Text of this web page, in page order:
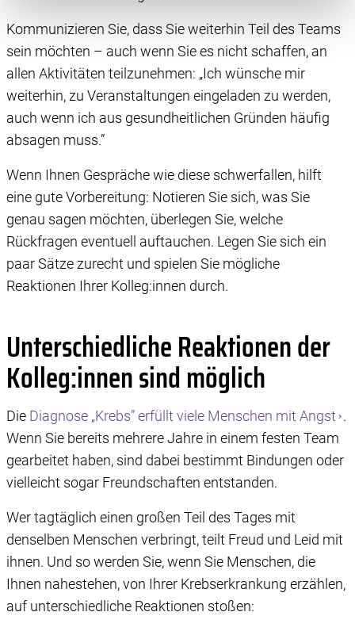
wir die Informationen weiter. Dies alles hilft uns, unsere
Website optimal zu gestalten und fortlaufend zu
verbessern. Für die Speicherung, den Abruf und die
Verarbeitung benötigen wir Ihre Einwilligung. Ihre
Einwilligung können Sie mit Wirkung für die Zukunft
widerrufen, indem Sie auf das runde Icon in der linken
unteren Ecke klicken. Weitere Informationen finden Sie in
Kommunizieren Sie, dass Sie weiterhin Teil des Teams
sein möchten – auch wenn Sie es nicht schaffen, an
allen Aktivitäten teilzunehmen: „Ich wünsche mir
weiterhin, zu Veranstaltungen eingeladen zu werden,
auch wenn ich aus gesundheitlichen Gründen häufig
absagen muss.”
Wenn Ihnen Gespräche wie diese schwerfallen, hilft
eine gute Vorbereitung: Notieren Sie sich, was Sie
genau sagen möchten, überlegen Sie, welche
Rückfragen eventuell auftauchen. Legen Sie sich ein
paar Sätze zurecht und spielen Sie mögliche
Reaktionen Ihrer Kolleg:innen durch.
Unterschiedliche Reaktionen der
Kolleg:innen sind möglich
Die Diagnose „Krebs” erfüllt viele Menschen mit Angst .
Wenn Sie bereits mehrere Jahre in einem festen Team
gearbeitet haben, sind dabei bestimmt Bindungen oder
vielleicht sogar Freundschaften entstanden.
Wer tagtäglich einen großen Teil des Tages mit
denselben Menschen verbringt, teilt Freud und Leid mit
ihnen. Und so werden Sie, wenn Sie Menschen, die
Ihnen nahestehen, von Ihrer Krebserkrankung erzählen,
auf unterschiedliche Reaktionen stoßen: